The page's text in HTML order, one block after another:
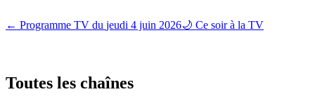
← Programme TV du jeudi 4 juin 2026🌙 Ce soir à la TV
Toutes les chaînes